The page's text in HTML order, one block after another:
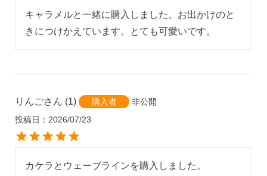
キャラメルと一緒に購入しました。お出かけのと
きにつけかえています。とても可愛いです。
りんご 1 購入者
非公開
投稿日
2026/07/23
カケラとウェーブラインを購入しました。